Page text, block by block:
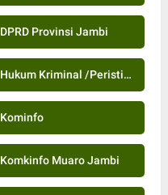
DPRD Provinsi Jambi
Hukum Kriminal /Peristiwa
Kominfo
Komkinfo Muaro Jambi